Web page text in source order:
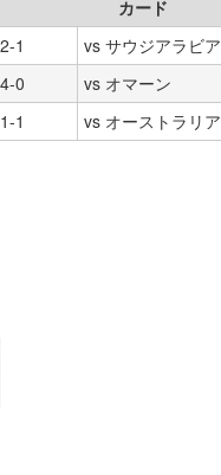
カード
2-1
vs サウジアラビア
4-0
vs オマーン
1-1 vs オーストラリア